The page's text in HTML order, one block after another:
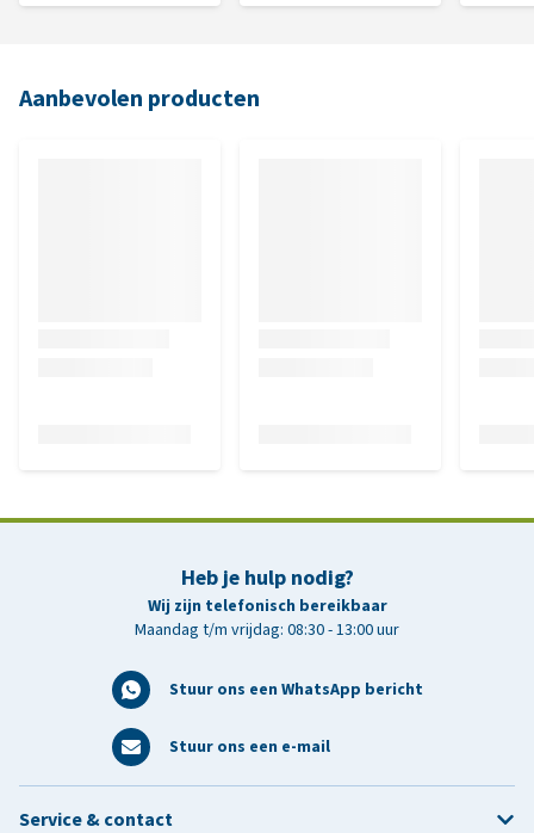
Aanbevolen producten
Heb je hulp nodig?
Wij zijn telefonisch bereikbaar
Maandag t/m vrijdag: 08:30 - 13:00 uur
Stuur ons een WhatsApp bericht
Stuur ons een e-mail
Service & contact